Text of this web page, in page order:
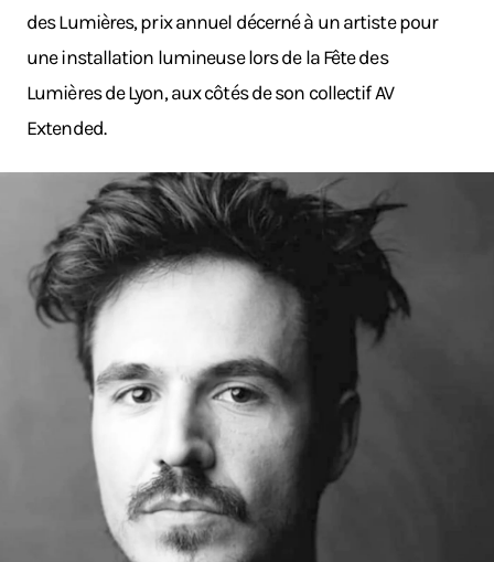
des Lumières, prix annuel décerné à un artiste pour
une installation lumineuse lors de la Fête des
Lumières de Lyon, aux côtés de son collectif AV
Extended.